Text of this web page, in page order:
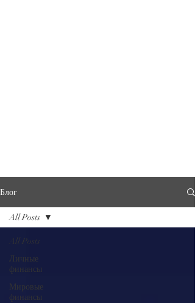
Блог
All Posts
Личные
финансы
Мировые
финансы
All Posts